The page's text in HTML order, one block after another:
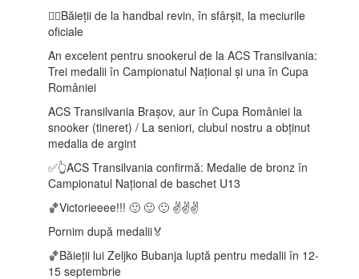
🤾‍♂️Băieții de la handbal revin, în sfârșit, la meciurile
oficiale
An excelent pentru snookerul de la ACS Transilvania:
Trei medalii în Campionatul Național și una în Cupa
României
ACS Transilvania Brașov, aur în Cupa României la
snooker (tineret) / La seniori, clubul nostru a obținut
medalia de argint
✅👆ACS Transilvania confirmă: Medalie de bronz în
Campionatul Național de baschet U13
🏀Victorieeee!!! 🙂 🙂 🙂 ✌️✌️✌️
Pornim după medalii🏅
🏀Băieții lui Zeljko Bubanja luptă pentru medalii în 12-
15 septembrie